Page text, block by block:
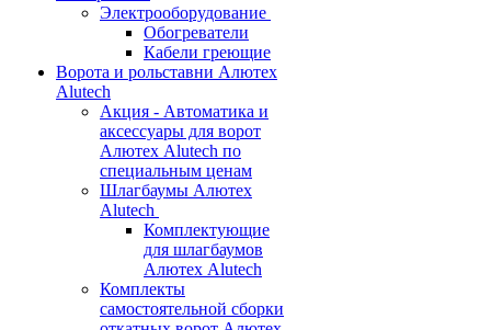
Электрооборудование
Обогреватели
Кабели греющие
Ворота и рольставни Алютех
Alutech
Акция - Автоматика и
аксессуары для ворот
Алютех Alutech по
специальным ценам
Шлагбаумы Алютех
Alutech
Комплектующие
для шлагбаумов
Алютех Alutech
Комплекты
самостоятельной сборки